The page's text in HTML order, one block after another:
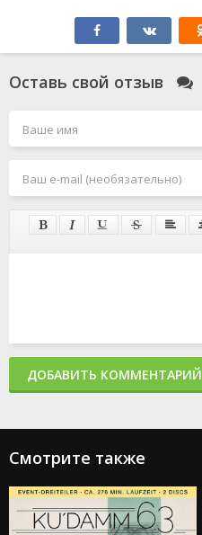
Оставь свой отзыв
ДОБАВИТЬ КОММЕНТАРИЙ
Смотрите также